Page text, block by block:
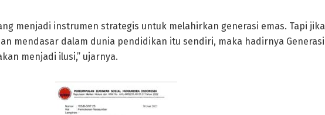
menjadi instrumen strategis untuk melahirkan generasi emas. Tapi jika
mendasar dalam dunia pendidikan itu sendiri, maka hadirnya Generasi
menjadi ilusi,” ujarnya.